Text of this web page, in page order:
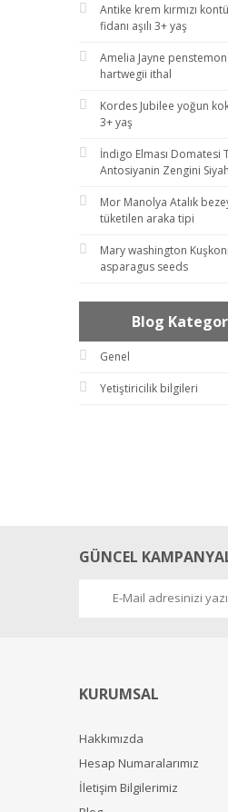
Antike krem kırmızı
fidanı aşılı 3+ yaş
Amelia Jayne penstemon
hartwegii ithal
Kordes Jubilee yoğun
3+ yaş
İndigo Elması Domatesi
Antosiyanin Zengini
Mor Manolya Atalık
tüketilen araka tipi
Mary washington
asparagus seeds
Blog
Genel
Yetiştiricilik bilgileri
GÜNCEL
KURUMSAL
Hakkımızda
Hesap Numaralarımız
İletişim Bilgilerimiz